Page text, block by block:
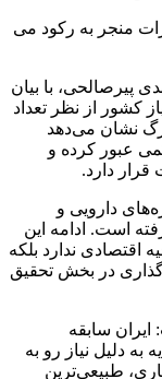
پیرصالحی، با بیان
نیاز کشور از نظر تعداد
نشان می‌دهد
عبور کرده و
دارد.
دارویی و
است. ادامه این
اقتصادی ندارد بلکه
در بخش تحقیق
ایران سابقه
به دلیل نیاز رو به
طبیعی‌ترین